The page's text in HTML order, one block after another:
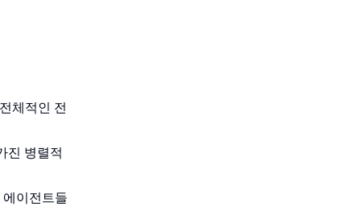
체적인 전
진 병렬적
이전트들